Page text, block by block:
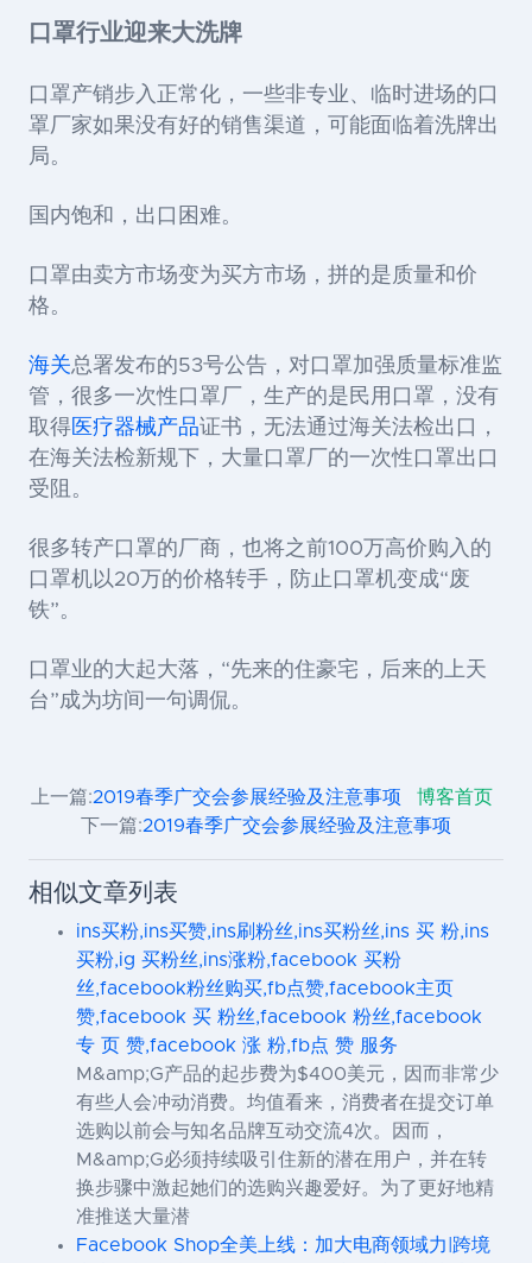
口罩行业迎来大洗牌
口罩产销步入正常化，一些非专业、临时进场的口
罩厂家如果没有好的销售渠道，可能面临着洗牌出
局。
国内饱和，出口困难。
口罩由卖方市场变为买方市场，拼的是质量和价
格。
海关总署发布的53号公告，对口罩加强质量标准监
管，很多一次性口罩厂，生产的是民用口罩，没有
取得医疗器械产品证书，无法通过海关法检出口，
在海关法检新规下，大量口罩厂的一次性口罩出口
受阻。
很多转产口罩的厂商，也将之前100万高价购入的
口罩机以20万的价格转手，防止口罩机变成“废
铁”。
口罩业的大起大落，“先来的住豪宅，后来的上天
台”成为坊间一句调侃。
上一篇:2019春季广交会参展经验及注意事项
博客首页
下一篇:2019春季广交会参展经验及注意事项
相似文章列表
ins买粉,ins买赞,ins刷粉丝,ins买粉丝,ins 买 粉,ins
买粉,ig 买粉丝,ins涨粉,facebook 买粉
丝,facebook粉丝购买,fb点赞,facebook主页
赞,facebook 买 粉丝,facebook 粉丝,facebook
专 页 赞,facebook 涨 粉,fb点 赞 服务
M&amp;G产品的起步费为$400美元，因而非常少
有些人会冲动消费。均值看来，消费者在提交订单
选购以前会与知名品牌互动交流4次。因而，
M&amp;G必须持续吸引住新的潜在用户，并在转
换步骤中激起她们的选购兴趣爱好。为了更好地精
准推送大量潜
Facebook Shop全美上线：加大电商领域力|跨境